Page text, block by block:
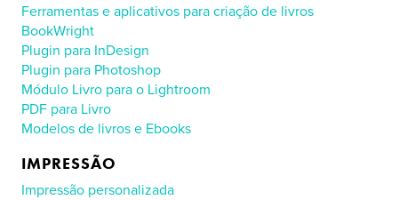
Ferramentas e aplicativos para criação de livros
BookWright
Plugin para InDesign
Plugin para Photoshop
Módulo Livro para o Lightroom
PDF para Livro
Modelos de livros e Ebooks
IMPRESSÃO
Impressão personalizada